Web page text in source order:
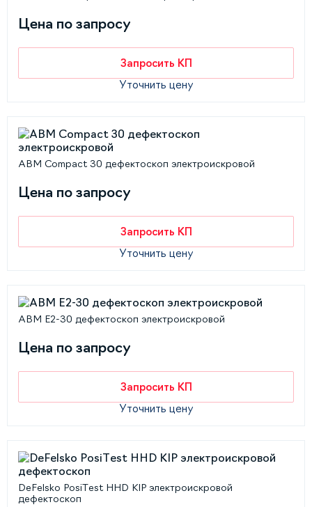
Цена по запросу
Запросить КП
Уточнить цену
АВМ Compact 30 дефектоскоп электроискровой
Цена по запросу
Запросить КП
Уточнить цену
АВМ Е2-30 дефектоскоп электроискровой
Цена по запросу
Запросить КП
Уточнить цену
DeFelsko PosiTest HHD KIP электроискровой
дефектоскоп